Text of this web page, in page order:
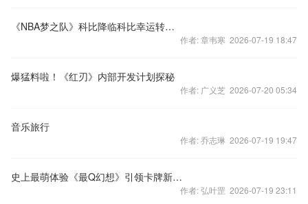
《NBA梦之队》科比降临科比幸运转盘为您开启
作者: 章韦寒 2026-07-19 18:47
爆猛料啦！《红刃》内部开发计划探秘
作者: 广义芝 2026-07-20 05:34
音乐旅行
作者: 乔志琳 2026-07-19 19:47
史上最萌体验《最Q幻想》引领卡牌新风尚
作者: 弘叶罡 2026-07-19 23:11